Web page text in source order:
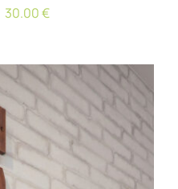
30.00€Plage
17.00 €
à
30.00 €